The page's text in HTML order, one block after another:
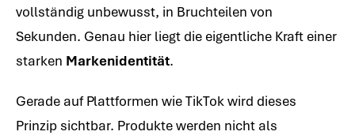
vollständig unbewusst, in Bruchteilen von
Sekunden. Genau hier liegt die eigentliche Kraft einer
starken Markenidentität.
Gerade auf Plattformen wie TikTok wird dieses
Prinzip sichtbar. Produkte werden nicht als